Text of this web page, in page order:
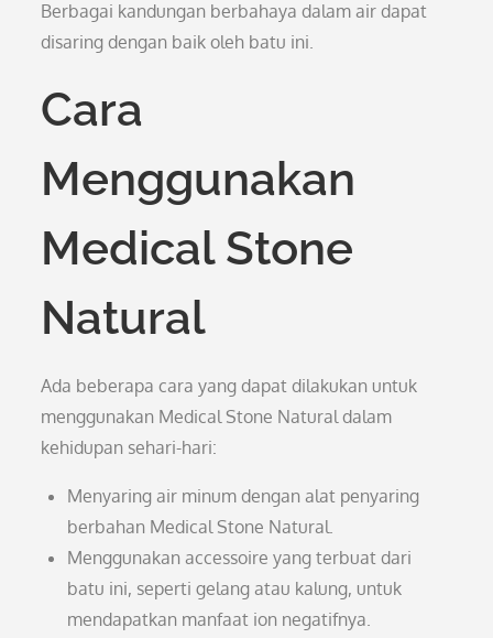
Berbagai kandungan berbahaya dalam air dapat
disaring dengan baik oleh batu ini.
Cara
Menggunakan
Medical Stone
Natural
Ada beberapa cara yang dapat dilakukan untuk
menggunakan Medical Stone Natural dalam
kehidupan sehari-hari:
Menyaring air minum dengan alat penyaring
berbahan Medical Stone Natural.
Menggunakan accessoire yang terbuat dari
batu ini, seperti gelang atau kalung, untuk
mendapatkan manfaat ion negatifnya.